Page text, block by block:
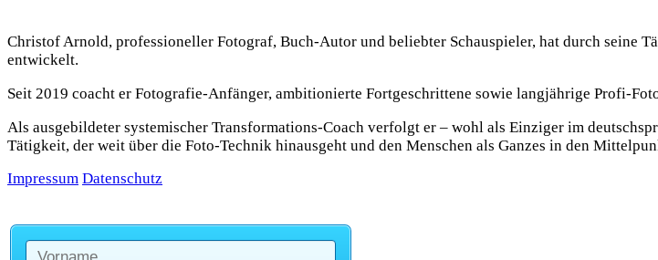
Christof Arnold, professioneller Fotograf, Buch-Autor und beliebter Schauspieler, hat durch seine
entwickelt.
Seit 2019 coacht er Fotografie-Anfänger, ambitionierte Fortgeschrittene sowie langjährige Profi-
Als ausgebildeter systemischer Transformations-Coach verfolgt er – wohl als Einziger im
Tätigkeit, der weit über die Foto-Technik hinausgeht und den Menschen als Ganzes in den
Impressum Datenschutz